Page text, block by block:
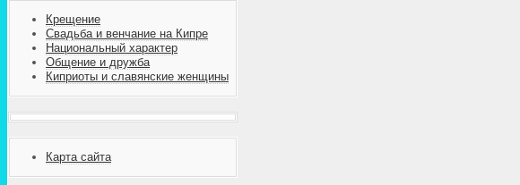
Крещение
Свадьба и венчание на Кипре
Национальный характер
Общение и дружба
Киприоты и славянские женщины
Карта сайта